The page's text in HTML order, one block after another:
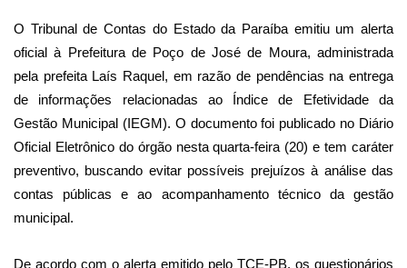
O Tribunal de Contas do Estado da Paraíbaemitiu um alerta
oficial à Prefeitura de Poço de José de Moura, administrada
pela prefeita Laís Raquel, em razão de pendências na entrega
de informações relacionadas ao Índice de Efetividade da
Gestão Municipal (IEGM). O documento foi publicado no Diário
Oficial Eletrônico do órgão nesta quarta-feira (20) e tem caráter
preventivo, buscando evitar possíveis prejuízos à análise das
contas públicas e ao acompanhamento técnico da gestão
municipal.
De acordo com o alerta emitido pelo TCE-PB, os questionários